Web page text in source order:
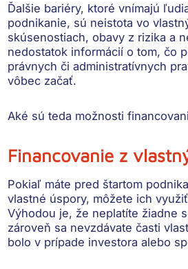
Ďalšie bariéry, ktoré vnímajú
podnikanie, sú neistota vo
skúsenostiach, obavy z rizika a
nedostatok informácií o tom, čo
právnych či administratívnych
vôbec začať.
Aké sú teda možnosti
Financovanie z
Pokiaľ máte pred štartom
vlastné úspory, môžete ich
Výhodou je, že neplatíte žiadne
zároveň sa nevzdávate časti
bolo v prípade investora alebo